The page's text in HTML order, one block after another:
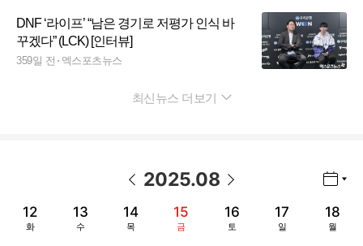
DNF ‘라이프’ “남은 경기로 저평가 인식 바
꾸겠다” (LCK) [인터뷰]
359일 전 엑스포츠뉴스
최신뉴스 더보기
2025.08
12
화
13
수
14
목
15
금
16
토
17
일
18
월